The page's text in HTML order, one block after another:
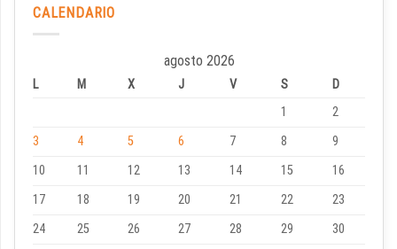
CALENDARIO
agosto 2026
L M X J V S
D
1
2
3
4 5 6 7 8
9
10
11 12 13 14 15
16
17
18 19 20 21 22
23
24
25 26 27 28 29
30